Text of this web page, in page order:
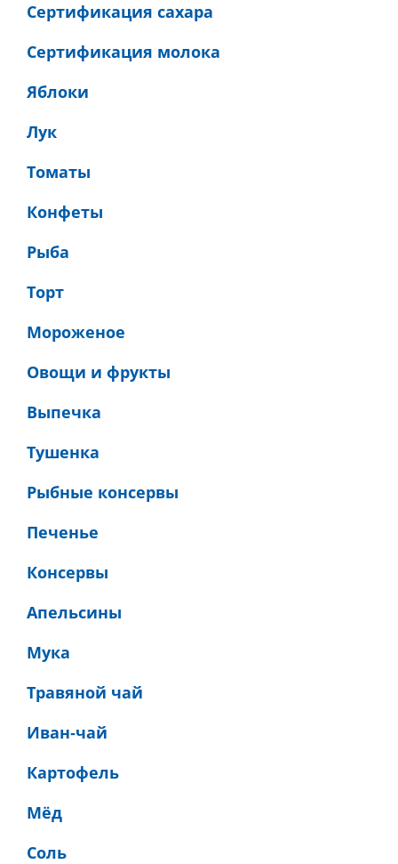
Сертификация сахара
Сертификация молока
Яблоки
Лук
Томаты
Конфеты
Рыба
Торт
Мороженое
Овощи и фрукты
Выпечка
Тушенка
Рыбные консервы
Печенье
Консервы
Апельсины
Мука
Травяной чай
Иван-чай
Картофель
Мёд
Соль